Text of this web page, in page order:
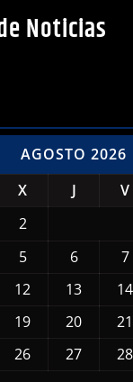
Noticias
AGOSTO 2026
X J V
2
5 6 7
12 13 14
19 20 21
26 27 28